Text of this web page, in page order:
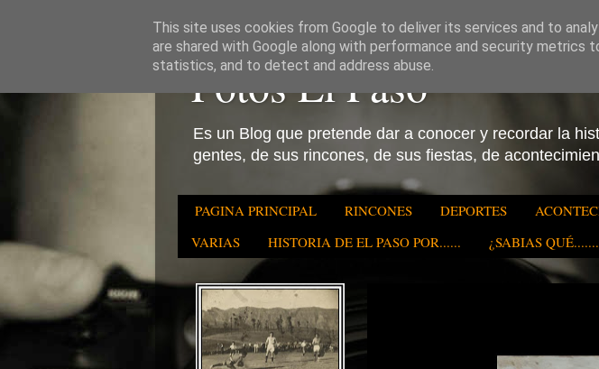
Fotos El Paso
Es un Blog que pretende dar a conocer y recordar la
gentes, de sus rincones, de sus fiestas, de
PAGINA PRINCIPAL RINCONES DEPORTES
VARIAS
HISTORIA DE EL PASO POR...... ¿SABIAS
This site uses cookies from Google to deliver its services and to
are shared with Google along with performance and security metrics
statistics, and to detect and address abuse.